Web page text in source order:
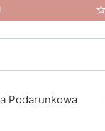
Podarunkowa